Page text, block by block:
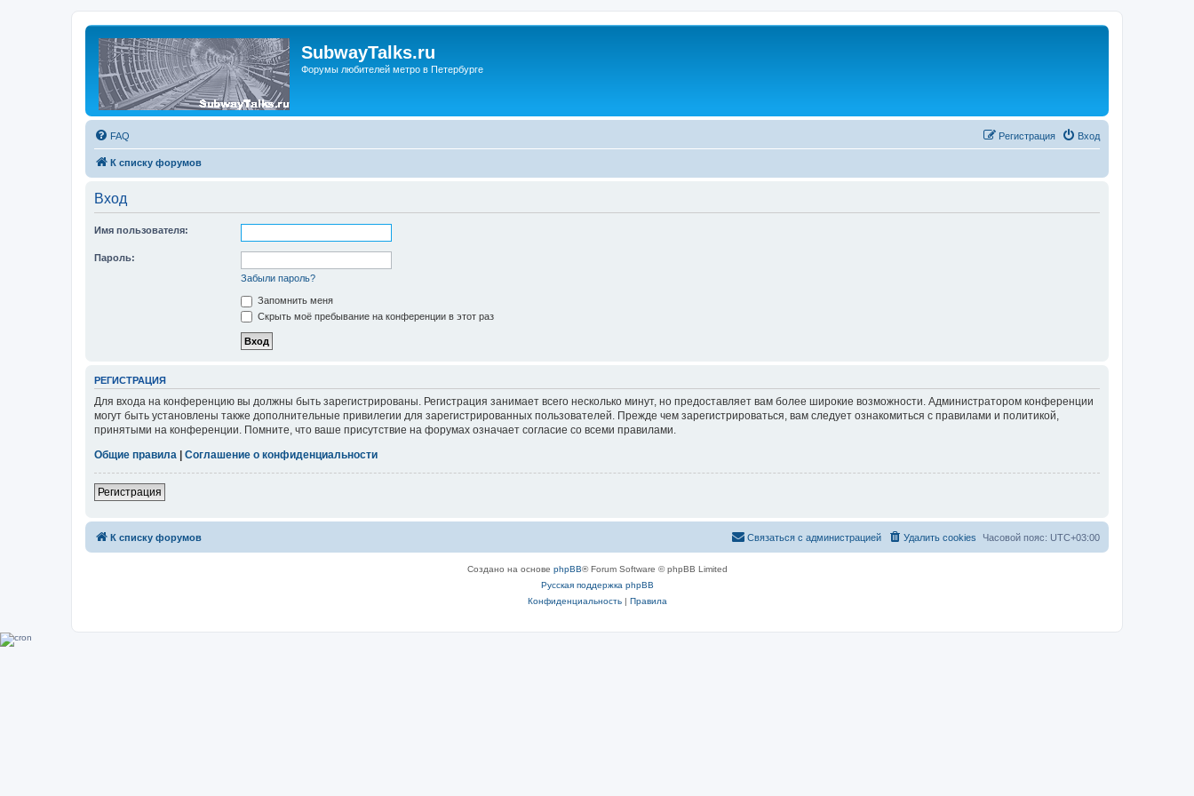
SubwayTalks.ru
Форумы любителей метро в Петербурге
FAQ Вход
Регистрация
К списку форумов
Вход
Имя пользователя:
Пароль:
Забыли пароль?
Запомнить меня
Скрыть моё пребывание на конференции в этот раз
РЕГИСТРАЦИЯ
Для входа на конференцию вы должны быть зарегистрированы. Регистрация занимает всего несколько минут, но предоставляет вам более широкие возможности. Администратором конференции
могут быть установлены также дополнительные привилегии для зарегистрированных пользователей. Прежде чем зарегистрироваться, вам следует ознакомиться с правилами и политикой,
принятыми на конференции. Помните, что ваше присутствие на форумах означает согласие со всеми правилами.
Общие правила | Соглашение о конфиденциальности
Регистрация
К списку форумов Часовой пояс: UTC+03:00
Удалить cookies
Связаться с администрацией
Создано на основе phpBB® Forum Software © phpBB Limited
Русская поддержка phpBB
Конфиденциальность| Правила